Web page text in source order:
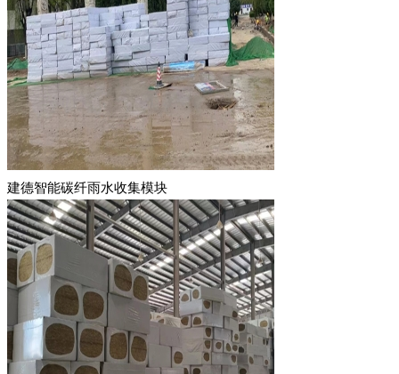
建德智能碳纤雨水收集模块